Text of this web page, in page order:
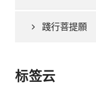
踐行菩提願
标签云